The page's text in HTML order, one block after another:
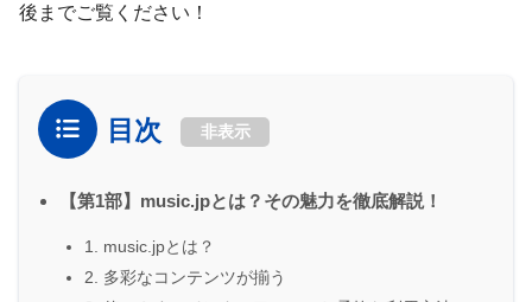
後までご覧ください！
目次 非表示
【第1部】music.jpとは？その魅力を徹底解説！
1. music.jpとは？
2. 多彩なコンテンツが揃う